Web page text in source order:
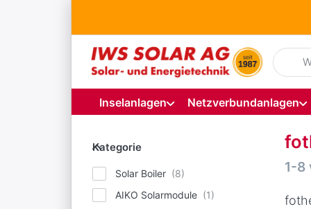
Geben
Inselanlagen Netzverbundanlagen
Kategorie
Kategorie
Solar Boiler
AIKO Solarmodule
1-8